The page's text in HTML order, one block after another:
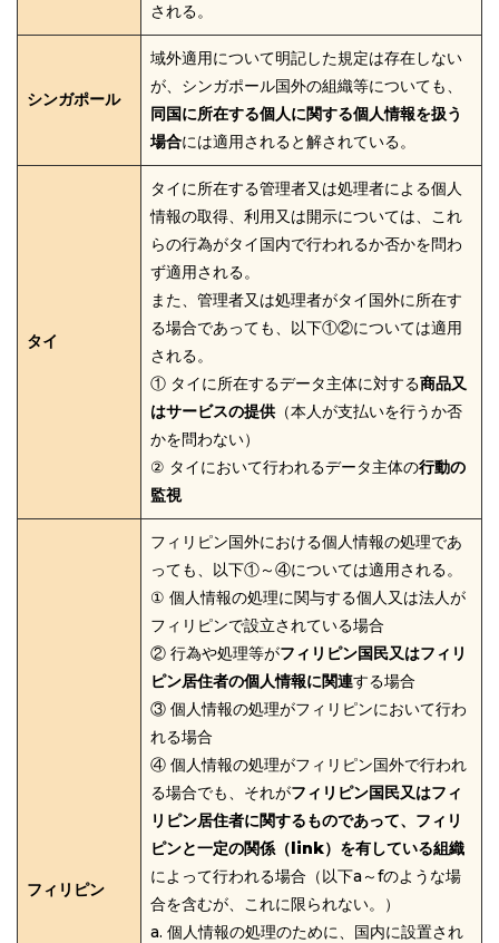
される。
シンガポール
域外適用について明記した規定は存在しない
が、シンガポール国外の組織等についても、
同国に所在する個人に関する個人情報を扱う
場合には適用されると解されている。
タイ
タイに所在する管理者又は処理者による個人
情報の取得、利用又は開示については、これ
らの行為がタイ国内で行われるか否かを問わ
ず適用される。
また、管理者又は処理者がタイ国外に所在す
る場合であっても、以下①②については適用
される。
① タイに所在するデータ主体に対する商品又
はサービスの提供（本人が支払いを行うか否
かを問わない）
② タイにおいて行われるデータ主体の行動の
監視
フィリピン
フィリピン国外における個人情報の処理であ
っても、以下①～④については適用される。
① 個人情報の処理に関与する個人又は法人が
フィリピンで設立されている場合
② 行為や処理等がフィリピン国民又はフィリ
ピン居住者の個人情報に関連する場合
③ 個人情報の処理がフィリピンにおいて行わ
れる場合
④ 個人情報の処理がフィリピン国外で行われ
る場合でも、それがフィリピン国民又はフィ
リピン居住者に関するものであって、フィリ
ピンと一定の関係（link）を有している組織
によって行われる場合（以下a～fのような場
合を含むが、これに限られない。）
a. 個人情報の処理のために、国内に設置され